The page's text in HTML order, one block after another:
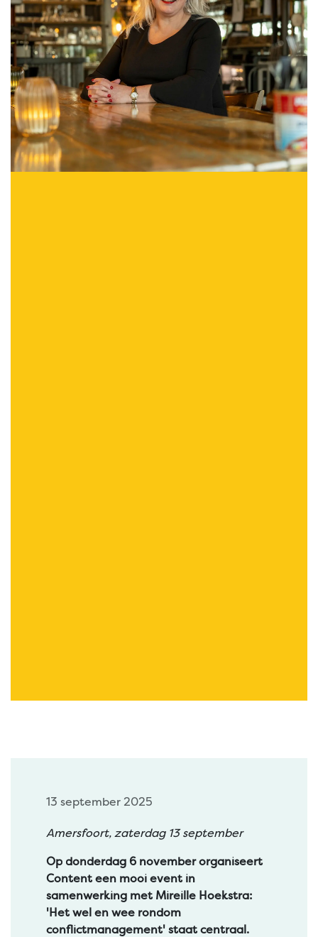
13 september 2025
Amersfoort, zaterdag 13 september
Op donderdag 6 november organiseert
Content een mooi event in
samenwerking met Mireille Hoekstra:
'Het wel en wee rondom
conflictmanagement' staat centraal.